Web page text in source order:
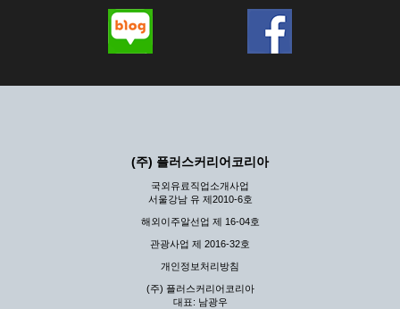
(주) 플러스커리어코리아
국외유료직업소개사업
서울강남 유 제2010-6호
해외이주알선업 제 16-04호
관광사업 제 2016-32호
개인정보처리방침
(주) 플러스커리어코리아
대표: 남광우